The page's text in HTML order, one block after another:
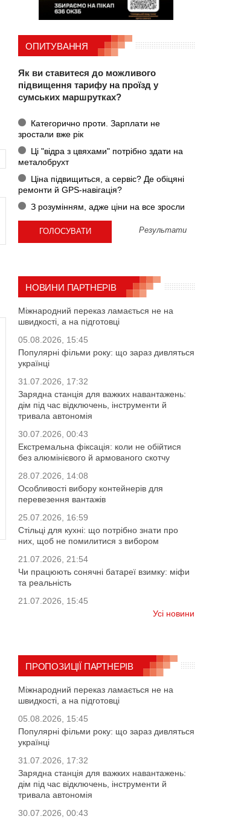
ОПИТУВАННЯ
Як ви ставитеся до можливого
підвищення тарифу на проїзд у
сумських маршрутках?
Категорично проти. Зарплати не
зростали вже рік
Ці "відра з цвяхами" потрібно здати на
металобрухт
Ціна підвищиться, а сервіс? Де обіцяні
ремонти й GPS-навігація?
З розумінням, адже ціни на все зросли
Результати
НОВИНИ ПАРТНЕРІВ
Міжнародний переказ ламається не на
швидкості, а на підготовці
05.08.2026, 15:45
Популярні фільми року: що зараз дивляться
українці
31.07.2026, 17:32
Зарядна станція для важких навантажень:
дім під час відключень, інструменти й
тривала автономія
30.07.2026, 00:43
Екстремальна фіксація: коли не обійтися
без алюмінієвого й армованого скотчу
28.07.2026, 14:08
Особливості вибору контейнерів для
перевезення вантажів
25.07.2026, 16:59
Стільці для кухні: що потрібно знати про
них, щоб не помилитися з вибором
21.07.2026, 21:54
Чи працюють сонячні батареї взимку: міфи
та реальність
21.07.2026, 15:45
Усі новини
ПРОПОЗИЦІЇ ПАРТНЕРІВ
Міжнародний переказ ламається не на
швидкості, а на підготовці
05.08.2026, 15:45
Популярні фільми року: що зараз дивляться
українці
31.07.2026, 17:32
Зарядна станція для важких навантажень:
дім під час відключень, інструменти й
тривала автономія
30.07.2026, 00:43